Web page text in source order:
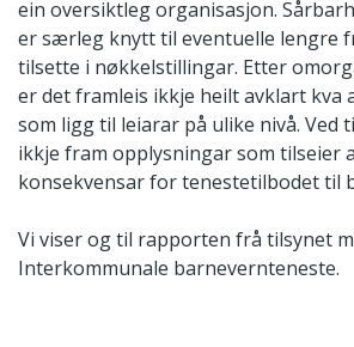
ein oversiktleg organisasjon.
er særleg knytt til eventuelle lengre
tilsette i nøkkelstillingar. Etter
er det framleis ikkje heilt avklart kva
som ligg til leiarar på ulike nivå. Ved
ikkje fram opplysningar som tilseier
konsekvensar for tenestetilbodet til
Vi viser og til rapporten frå tilsynet
Interkommunale barnevernteneste.